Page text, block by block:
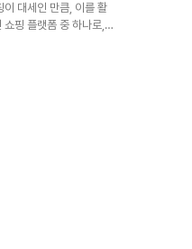
이 대세인 만큼, 이를 활
핑 플랫폼 중 하나로,
신이 만든 콘텐츠에